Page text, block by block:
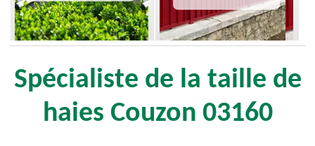
Spécialiste de la taille de
haies Couzon 03160